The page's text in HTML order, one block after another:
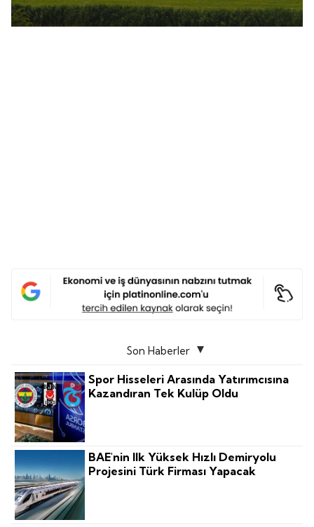
Son Haberler
Spor Hisseleri Arasında Yatırımcısına
Kazandıran Tek Kulüp Oldu
BAE'nin Ilk Yüksek Hızlı Demiryolu
Projesini Türk Firması Yapacak